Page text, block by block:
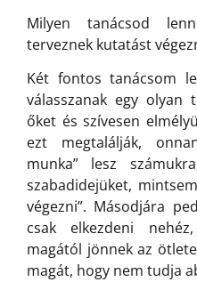
Milyen tanácsod
terveznek kutatást
Két fontos tanácsom
válasszanak egy olyan
őket és szívesen
ezt megtalálják,
munka” lesz
szabadidejüket,
végezni”. Másodjára
csak elkezdeni
magától jönnek az
magát, hogy nem tudja